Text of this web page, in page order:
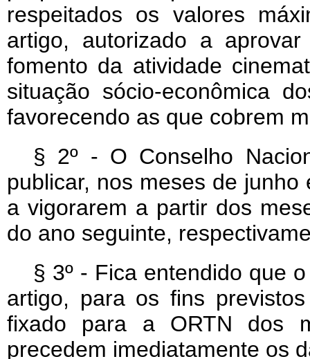
respeitados os valores
artigo, autorizado a
fomento da atividade
situação sócio-econômica
favorecendo as que cobrem
§ 2º - O Conselho
publicar, nos meses de
a vigorarem a partir dos
do ano seguinte,
§ 3º - Fica entendido que
artigo, para os fins
fixado para a ORTN dos
precedem imediatamente os